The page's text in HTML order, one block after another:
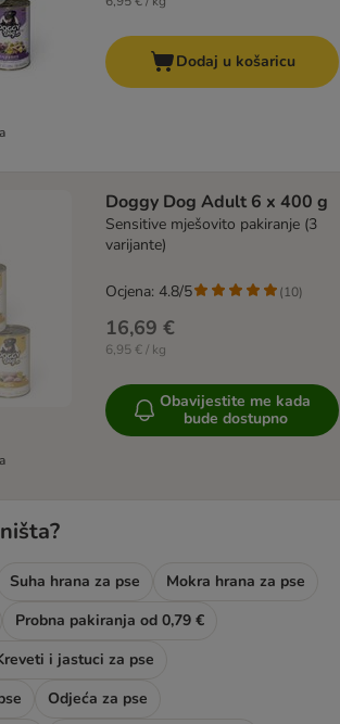
Dodaj u košaricu
Doggy Dog Adult 6 x 400 g
Sensitive mješovito pakiranje (3
varijante)
16,69 €
6,95 € / kg
Ocjena: 4.8/5 (10)
Obavijestite me kada
bude dostupno
Suha hrana za pse
Mokra hrana za pse
Probna pakiranja od 0,79 €
i jastuci za pse
Odjeća za pse